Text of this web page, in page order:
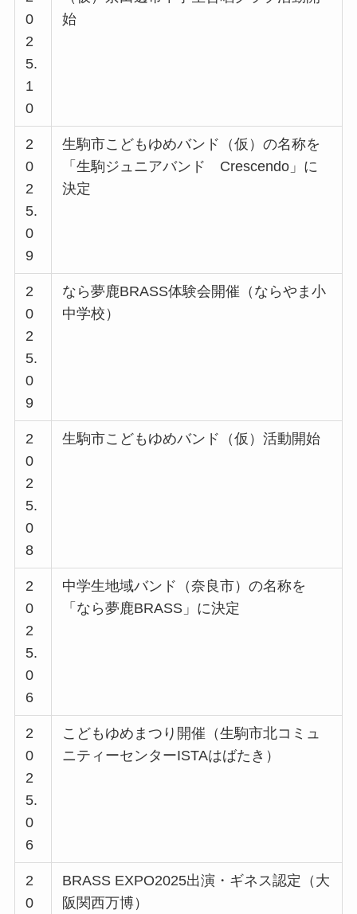
0
2
5.
1
0
始
2
0
2
5.
0
9
生駒市こどもゆめバンド（仮）の名称を
「生駒ジュニアバンド Crescendo」に
決定
2
0
2
5.
0
9
なら夢鹿BRASS体験会開催（ならやま小
中学校）
2
0
2
5.
0
8
生駒市こどもゆめバンド（仮）活動開始
2
0
2
5.
0
6
中学生地域バンド（奈良市）の名称を
「なら夢鹿BRASS」に決定
2
0
2
5.
0
6
こどもゆめまつり開催（生駒市北コミュ
ニティーセンターISTAはばたき）
2
0
BRASS EXPO2025出演・ギネス認定（大
阪関西万博）